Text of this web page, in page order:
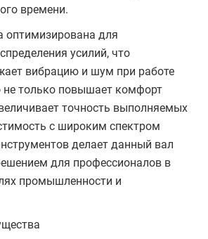
времени.
оптимизирована для
усилий, что
вибрацию и шум при работе
не только повышает комфорт
точность выполняемых
с широким спектром
делает данный вал
для профессионалов в
промышленности и